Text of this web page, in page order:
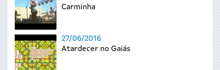
Carminha
27/06/2016
Atardecer no Gaiás